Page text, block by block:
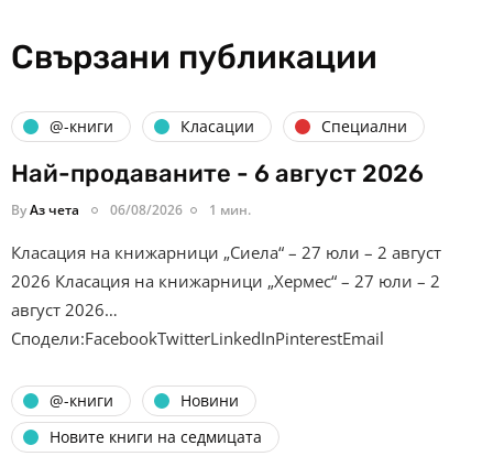
Свързани публикации
@-книги Класации Специални
Най-продаваните - 6 август 2026
ByАз чета 06/08/2026 1 мин.
Класация на книжарници „Сиела“ – 27 юли – 2 август
2026 Класация на книжарници „Хермес“ – 27 юли – 2
август 2026…
Сподели:FacebookTwitterLinkedInPinterestEmail
@-книги
Новини
Новите книги на седмицата